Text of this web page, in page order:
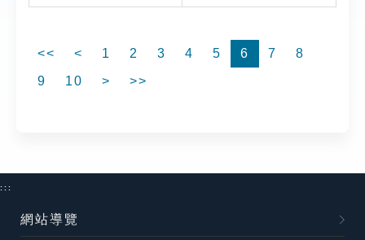
<< < 1 2 3 4 5 6 7
8
9
10 > >>
:::
網站導覽